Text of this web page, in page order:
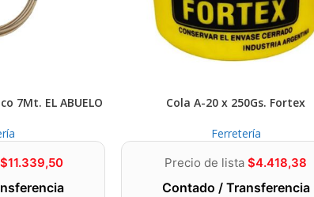
7Mt. EL ABUELO
$11.339,50
Cola A-20 x 250Gs. Fortex
Ferretería
Precio de lista$4.418,38
Contado / Transferencia